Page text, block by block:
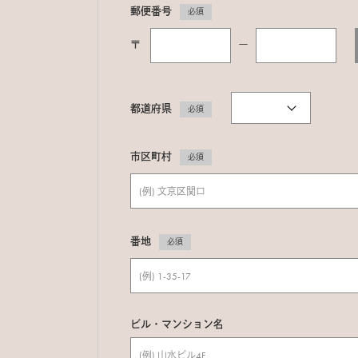
郵便番号 必須
〒 ー
都道府県 必須
市区町村 必須
番地 必須
ビル・マンション名